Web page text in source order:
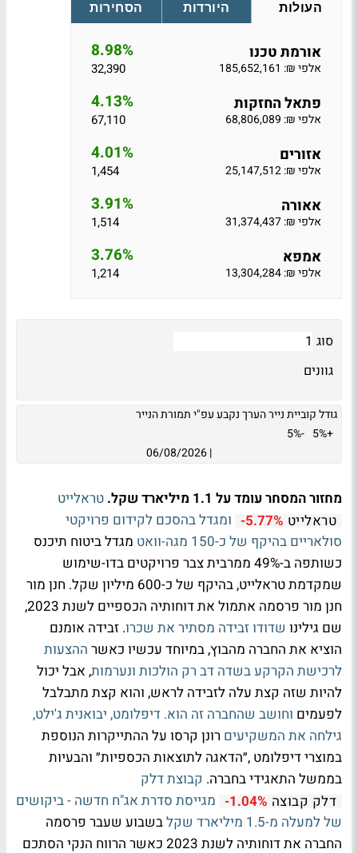
העולות היורדות הסחירות
אורמת טכנו 8.98%
אלפי ₪: 185,652,161 32,390
פתאל החזקות 4.13%
אלפי ₪: 68,806,089 67,110
אזורים 4.01%
אלפי ₪: 25,147,512 1,454
אאורה 3.91%
אלפי ₪: 31,374,437 1,514
אמפא 3.76%
אלפי ₪: 13,304,284 1,214
סוג
גוונים
גודל קוביית נייר הערך נקבע עפ"י תמורת הנייר
+5%
-5%
|
06/08/2026
מחזור המסחר עומד על 1.1 מיליארד שקל.
טראלייט
טראלייט -5.77% ומגדל בהסכם לקידום פרויקטי
סולאריים בהיקף של כ-150 מגה-וואט
מגדל ביטוח תיכנס
כשותפה ב-49% ממרבית צבר פרויקטים בדו-שימוש
שמקדמת טראלייט, בהיקף של כ-600 מיליון שקל. חנן מור
חנן מור פרסמה אתמול את דוחותיה הכספיים לשנת 2023,
שם גילינו שדודו זבידה מסתיר את שכרו. זבידה אומנם
הוציא את החברה מהבוץ, במיוחד עכשיו כאשר ההצעות
לרכישת הקרקע בשדה דב רק הולכות ונערמות, אבל יכול
להיות שזה קצת עלה לזבידה לראש, והוא קצת מתבלבל
לפעמים וחושב שהחברה זה הוא. דיפלומט, יבואנית ג'ילט,
גילחה את המשקיעים רונן קרסו על ההתייקרות הנוספת
במוצרי דיפלומט ,״הדאגה לתוצאות הכספיות״ והבעיות
בממשל התאגידי בחברה. קבוצת דלק
דלק קבוצה -1.04% מגייסת סדרת אג"ח חדשה - ביקושים
של למעלה מ-1.5 מיליארד שקל
בשבוע שעבר פרסמה
החברה את דוחותיה לשנת 2023 כאשר הרווח הנקי הסתכם